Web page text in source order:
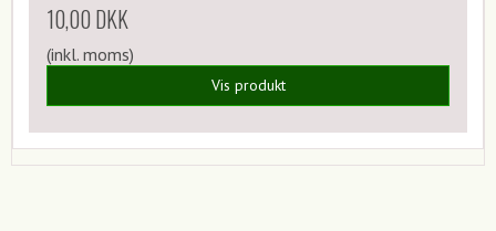
10,00 DKK
(inkl. moms)
Vis produkt